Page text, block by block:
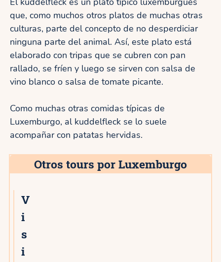
que, como muchos otros platos de muchas otras
culturas, parte del concepto de no desperdiciar
ninguna parte del animal. Así, este plato está
elaborado con tripas que se cubren con pan
rallado, se fríen y luego se sirven con salsa de
vino blanco o salsa de tomate picante.
Como muchas otras comidas típicas de
Luxemburgo, al kuddelfleck se lo suele
acompañar con patatas hervidas.
Otros tours por Luxemburgo
V
i
s
i